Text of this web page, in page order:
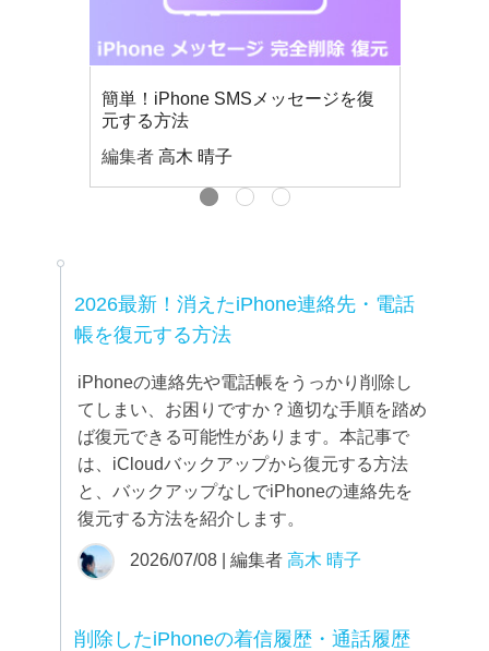
簡単！iPhone SMSメッセージを復
元する方法
編集者 高木 晴子
2026最新！消えたiPhone連絡先・電話
帳を復元する方法
iPhoneの連絡先や電話帳をうっかり削除し
てしまい、お困りですか？適切な手順を踏め
ば復元できる可能性があります。本記事で
は、iCloudバックアップから復元する方法
と、バックアップなしでiPhoneの連絡先を
復元する方法を紹介します。
2026/07/08 | 編集者 高木 晴子
削除したiPhoneの着信履歴・通話履歴